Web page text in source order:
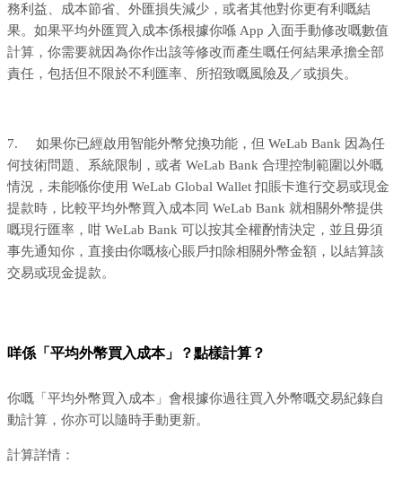
務利益、成本節省、外匯損失減少，或者其他對你更有利嘅結
果。如果平均外匯買入成本係根據你喺 App 入面手動修改嘅數值
計算，你需要就因為你作出該等修改而產生嘅任何結果承擔全部
責任，包括但不限於不利匯率、所招致嘅風險及／或損失。
7. 如果你已經啟用智能外幣兌換功能，但 WeLab Bank 因為任
何技術問題、系統限制，或者 WeLab Bank 合理控制範圍以外嘅
情況，未能喺你使用 WeLab Global Wallet 扣賬卡進行交易或現金
提款時，比較平均外幣買入成本同 WeLab Bank 就相關外幣提供
嘅現行匯率，咁 WeLab Bank 可以按其全權酌情決定，並且毋須
事先通知你，直接由你嘅核心賬戶扣除相關外幣金額，以結算該
交易或現金提款。
咩係「平均外幣買入成本」？點樣計算？
你嘅「平均外幣買入成本」會根據你過往買入外幣嘅交易紀錄自
動計算，你亦可以隨時手動更新。
計算詳情：